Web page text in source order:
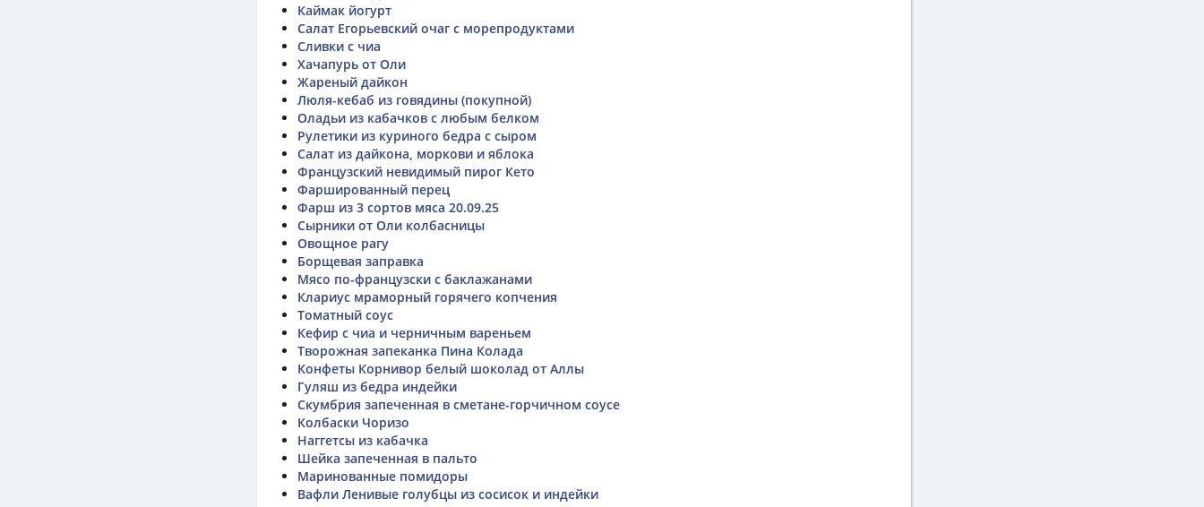
Каймак йогурт
Салат Егорьевский очаг с морепродуктами
Сливки с чиа
Хачапурь от Оли
Жареный дайкон
Люля-кебаб из говядины (покупной)
Оладьи из кабачков с любым белком
Рулетики из куриного бедра с сыром
Салат из дайкона, моркови и яблока
Французский невидимый пирог Кето
Фаршированный перец
Фарш из 3 сортов мяса 20.09.25
Сырники от Оли колбасницы
Овощное рагу
Борщевая заправка
Мясо по-французски с баклажанами
Клариус мраморный горячего копчения
Томатный соус
Кефир с чиа и черничным вареньем
Творожная запеканка Пина Колада
Конфеты Корнивор белый шоколад от Аллы
Гуляш из бедра индейки
Скумбрия запеченная в сметане-горчичном соусе
Колбаски Чоризо
Наггетсы из кабачка
Шейка запеченная в пальто
Маринованные помидоры
Вафли Ленивые голубцы из сосисок и индейки